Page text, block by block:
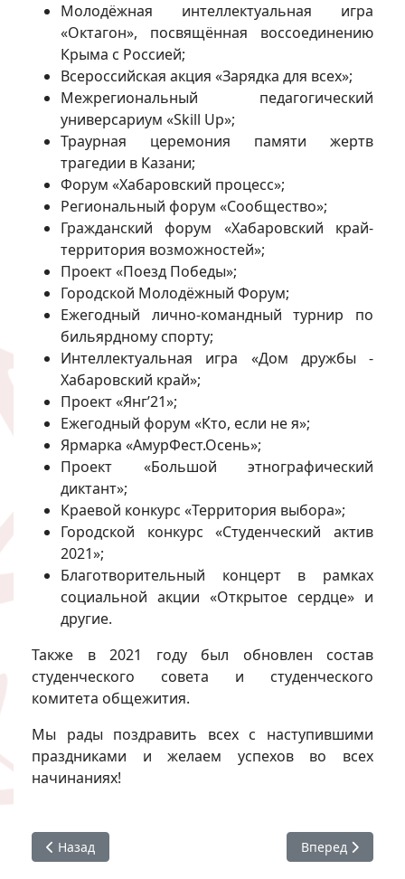
Молодёжная интеллектуальная игра
«Октагон», посвящённая воссоединению
Крыма с Россией;
Всероссийская акция «Зарядка для всех»;
Межрегиональный педагогический
универсариум «Skill Up»;
Траурная церемония памяти жертв
трагедии в Казани;
Форум «Хабаровский процесс»;
Региональный форум «Сообщество»;
Гражданский форум «Хабаровский край-
территория возможностей»;
Проект «Поезд Победы»;
Городской Молодёжный Форум;
Ежегодный лично-командный турнир по
бильярдному спорту;
Интеллектуальная игра «Дом дружбы -
Хабаровский край»;
Проект «Янг’21»;
Ежегодный форум «Кто, если не я»;
Ярмарка «АмурФест.Осень»;
Проект «Большой этнографический
диктант»;
Краевой конкурс «Территория выбора»;
Городской конкурс «Студенческий актив
2021»;
Благотворительный концерт в рамках
социальной акции «Открытое сердце» и
другие.
Также в 2021 году был обновлен состав
студенческого совета и студенческого
комитета общежития.
Мы рады поздравить всех с наступившими
праздниками и желаем успехов во всех
начинаниях!
Предыдущий: Поздравляем с Днем российского
Назад Следующий:
Вперед